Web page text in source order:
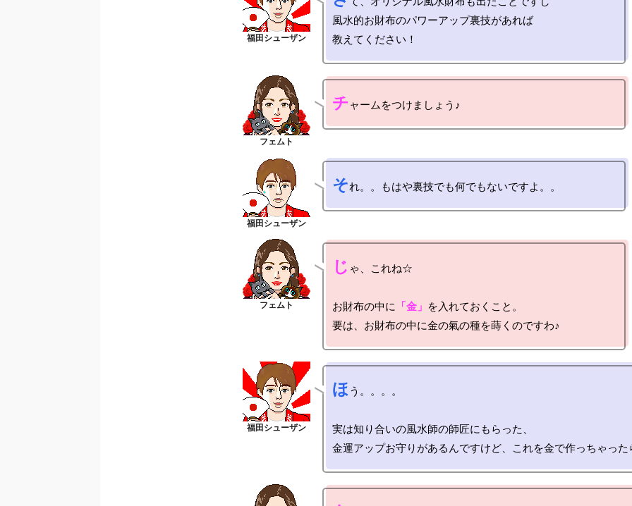
風水的お財布のパワーアップ裏技があれば
チ
そ
じ ゃ、これね☆
お財布の中に 「金」 を入れておくこと。
ほ う。。。。
実は知り合いの風水師の師匠にもらった、